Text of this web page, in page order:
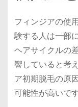
フィンジアの使
験する人は一部
ヘアサイクルの
響していると考
ア初期脱毛の原
可能性が高いです